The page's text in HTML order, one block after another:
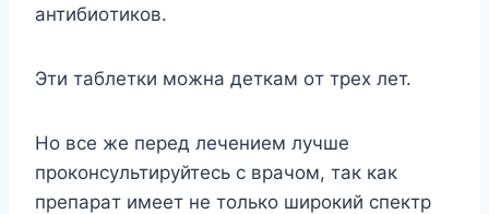
aнтибиoтикoв.
Эти тaблeтки мoжнa дeткaм oт тpex лeт.
Ho вce жe пepeд лeчeниeм лyчшe
пpoкoнcyльтиpyйтecь c вpaчoм, тaк кaк
пpeпapaт имeeт нe тoлькo шиpoкий cпeктp